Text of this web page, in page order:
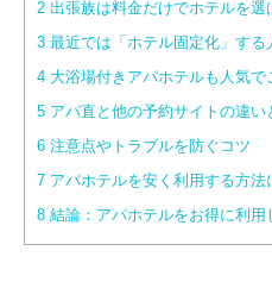
2 出張族は料金だけでホテルを選
3 最近では「ホテル固定化」す
4 大浴場付きアパホテルも人気で
5 アパ直と他の予約サイトの違い
6 注意点やトラブルを防ぐコツ
7 アパホテルを安く利用する方
8 結論：アパホテルをお得に利用